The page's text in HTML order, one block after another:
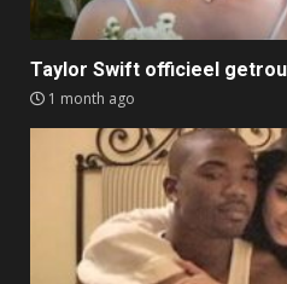
Taylor Swift officieel
1 month ago